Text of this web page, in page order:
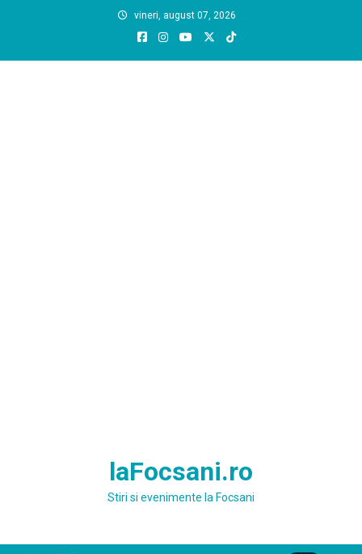
vineri, august 07, 2026
laFocsani.ro
Stiri si evenimente la Focsani